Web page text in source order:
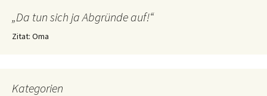
„Da tun sich ja Abgründe auf!“
Zitat: Oma
Kategorien